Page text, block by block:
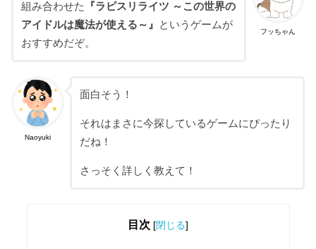
フッちゃん
組み合わせた
『ラピスリライツ ～この世界の
アイドルは魔法が使える～』
というゲームが
おすすめだぞ。
Naoyuki
面白そう！
それはまさに今探しているゲームにぴったり
だね！
さっそく詳しく教えて！
目次 [閉じる]